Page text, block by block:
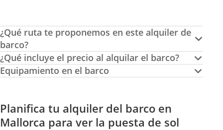
¿Qué ruta te proponemos en este alquiler de
barco?
¿Qué incluye el precio al alquilar el barco?
Equipamiento en el barco
Planifica tu alquiler del barco en
Mallorca para ver la puesta de sol